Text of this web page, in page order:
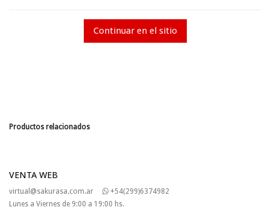
Continuar en el sitio
Productos relacionados
VENTA WEB
virtual@sakurasa.com.ar
+54(299)6374982
Lunes a Viernes de 9:00 a 19:00 hs.